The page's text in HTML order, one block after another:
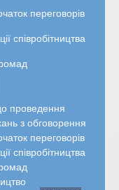
переговорів
співробітництва
проведення
з обговорення
переговорів
співробітництва